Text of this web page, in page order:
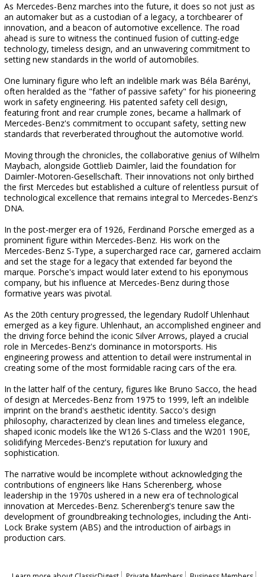
As Mercedes-Benz marches into the future, it does so not just as
an automaker but as a custodian of a legacy, a torchbearer of
innovation, and a beacon of automotive excellence. The road
ahead is sure to witness the continued fusion of cutting-edge
technology, timeless design, and an unwavering commitment to
setting new standards in the world of automobiles.
One luminary figure who left an indelible mark was Béla Barényi,
often heralded as the "father of passive safety" for his pioneering
work in safety engineering. His patented safety cell design,
featuring front and rear crumple zones, became a hallmark of
Mercedes-Benz's commitment to occupant safety, setting new
standards that reverberated throughout the automotive world.
Moving through the chronicles, the collaborative genius of Wilhelm
Maybach, alongside Gottlieb Daimler, laid the foundation for
Daimler-Motoren-Gesellschaft. Their innovations not only birthed
the first Mercedes but established a culture of relentless pursuit of
technological excellence that remains integral to Mercedes-Benz's
DNA.
In the post-merger era of 1926, Ferdinand Porsche emerged as a
prominent figure within Mercedes-Benz. His work on the
Mercedes-Benz S-Type, a supercharged race car, garnered acclaim
and set the stage for a legacy that extended far beyond the
marque. Porsche's impact would later extend to his eponymous
company, but his influence at Mercedes-Benz during those
formative years was pivotal.
As the 20th century progressed, the legendary Rudolf Uhlenhaut
emerged as a key figure. Uhlenhaut, an accomplished engineer and
the driving force behind the iconic Silver Arrows, played a crucial
role in Mercedes-Benz's dominance in motorsports. His
engineering prowess and attention to detail were instrumental in
creating some of the most formidable racing cars of the era.
In the latter half of the century, figures like Bruno Sacco, the head
of design at Mercedes-Benz from 1975 to 1999, left an indelible
imprint on the brand's aesthetic identity. Sacco's design
philosophy, characterized by clean lines and timeless elegance,
shaped iconic models like the W126 S-Class and the W201 190E,
solidifying Mercedes-Benz's reputation for luxury and
sophistication.
The narrative would be incomplete without acknowledging the
contributions of engineers like Hans Scherenberg, whose
leadership in the 1970s ushered in a new era of technological
innovation at Mercedes-Benz. Scherenberg's tenure saw the
development of groundbreaking technologies, including the Anti-
Lock Brake system (ABS) and the introduction of airbags in
production cars.